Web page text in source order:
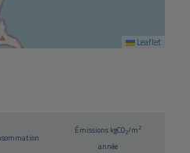
Leaflet
Émissions kgCO2/m2
année